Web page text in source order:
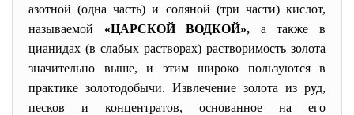
азотной (одна часть) и соляной (три части) кислот,
называемой «ЦАРСКОЙ ВОДКОЙ», а также в
цианидах (в слабых растворах) растворимость золота
значительно выше, и этим широко пользуются в
практике золотодобычи. Извлечение золота из руд,
песков и концентратов, основанное на его